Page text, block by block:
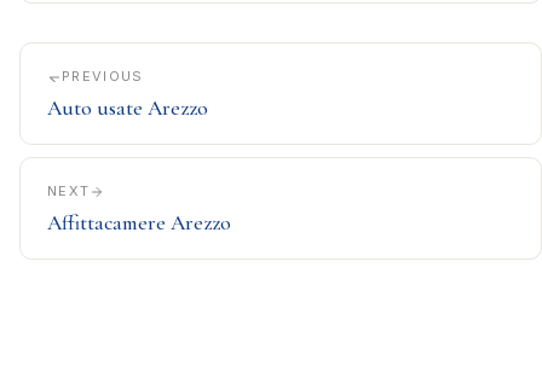
PREVIOUS
Auto usate Arezzo
NEXT
Affittacamere Arezzo